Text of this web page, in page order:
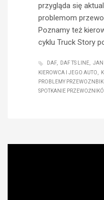
przygląda się
problemom
Poznamy też
cyklu Truck Story
DAF DAF TS LINE
JAN
KIEROWCA I JEGO AUTO
PROBLEMY
SPOTKANIE